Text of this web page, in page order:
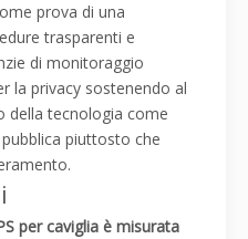
prova di una
trasparenti e
di monitoraggio
la privacy sostenendo al
della tecnologia come
piuttosto che
per caviglia è misurata